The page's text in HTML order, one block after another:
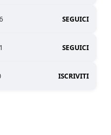
SEGUICI
SEGUICI
ISCRIVITI